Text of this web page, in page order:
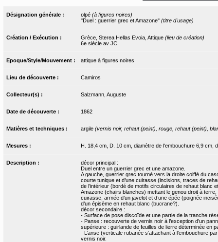
Désignation générale : olpé (à figures noires)
"Duel : guerrier grec et Amazone" (titre d'usage)
Création / Exécution : Grèce, Sterea Hellas Evoia, Attique (lieu de création)
6e siècle av JC
Epoque/Style/Mouvement : attique à figures noires
Lieu de découverte : Camiros
Collecteur(s) : Salzmann, Auguste
Date de découverte : 1862
Matières et techniques : argile (vernis noir, rehaut (peint), rouge, rehaut (peint),
Mesures : H. 18,4 cm, D. 10 cm, diamètre de l'embouchure 6,9 cm,
Description :
décor principal :
Duel entre un guerrier grec et une amazone.
A gauche, guerrier grec tourné vers la droite coiffé du
courte tunique et d’une cuirasse (incisions, traces de
de l’intérieur (bordé de motifs circulaires de rehaut blanc
Amazone (chairs blanches) mettant le genou droit à terre,
cuirasse, armée d’un javelot et d’une épée (poignée
d’un épisème en rehaut blanc (bucrane?).
décor secondaire :
- Surface de pose discoïde et une partie de la tranche
- Panse : recouverte de vernis noir à l’exception d’un
supérieure : guirlande de feuilles de lierre déterminée en
- L’anse (verticale rubanée s’attachant à l’embouchure
vernis noir.